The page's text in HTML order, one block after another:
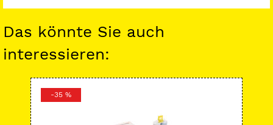
Das könnte Sie auch
interessieren:
-35 %